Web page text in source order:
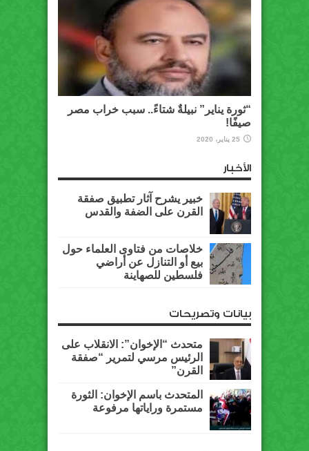
“ثورة يناير” نبيلةٌ شتاءً.. سبب خراب مصر
صيفًا!
25 يناير، 2020
الأخبار
خبير يشرح آثار تطبيق صفقة
القرن على الضفة والقدس
خلاصات من فتاوى العلماء حول
بيع أو التنازل عن أراضي
فلسطين للصهاينة
بيانات وتصريحات
متحدث “الإخوان”: الانقلاب على
الرئيس مرسي لتمرير “صفقة
القرن”
المتحدث باسم الإخوان: الثورة
مستمرة وراياتها مرفوعة